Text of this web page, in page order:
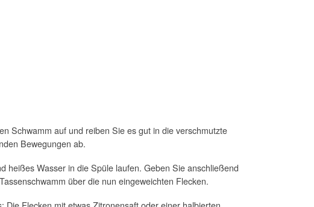
Schwamm auf und reiben Sie es gut in die verschmutzte
Bewegungen ab.
heißes Wasser in die Spüle laufen. Geben Sie anschließend
über die nun eingeweichten Flecken.